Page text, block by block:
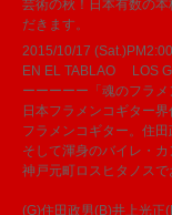
芸術の秋！日本有数の
だきます。
2015/10/17
EN EL TABLAO LOS
ーーーーー「魂のフラ
日本フラメンコギター
フラメンコギター。住
そして渾身のバイレ・
神戸元町ロスヒタノスで
(G)住田政男(B)井上光正